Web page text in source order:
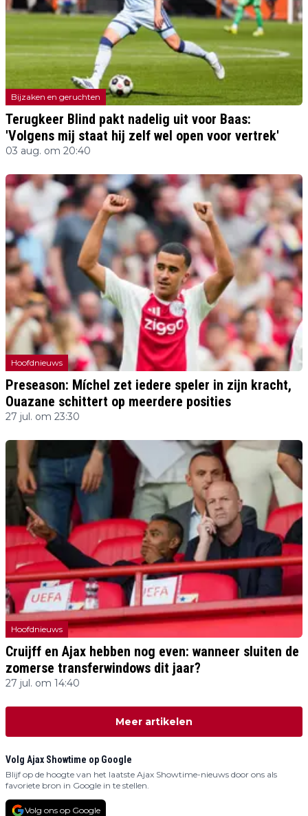
Bijzaken en geruchten
Terugkeer Blind pakt nadelig uit voor Baas:
'Volgens mij staat hij zelf wel open voor vertrek'
03 aug. om 20:40
Hoofdnieuws
Preseason: Míchel zet iedere speler in zijn kracht,
Ouazane schittert op meerdere posities
27 jul. om 23:30
Hoofdnieuws
Cruijff en Ajax hebben nog even: wanneer sluiten de
zomerse transferwindows dit jaar?
27 jul. om 14:40
Meer artikelen
Volg Ajax Showtime op Google
Blijf op de hoogte van het laatste Ajax Showtime-nieuws door ons als
favoriete bron in Google in te stellen.
Volg ons op Google